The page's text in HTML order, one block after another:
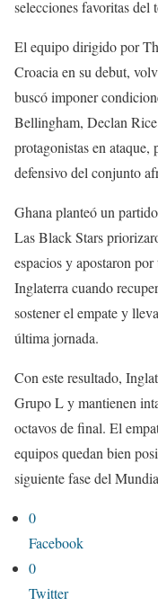
selecciones favoritas del
El equipo dirigido por
Croacia en su debut,
buscó imponer
Bellingham, Declan
protagonistas en
defensivo del conjunto
Ghana planteó un
Las Black Stars
espacios y apostaron
Inglaterra cuando
sostener el empate y
última jornada.
Con este resultado,
Grupo L y mantienen
octavos de final. El
equipos quedan bien
siguiente fase del
0
Facebook
0
Twitter